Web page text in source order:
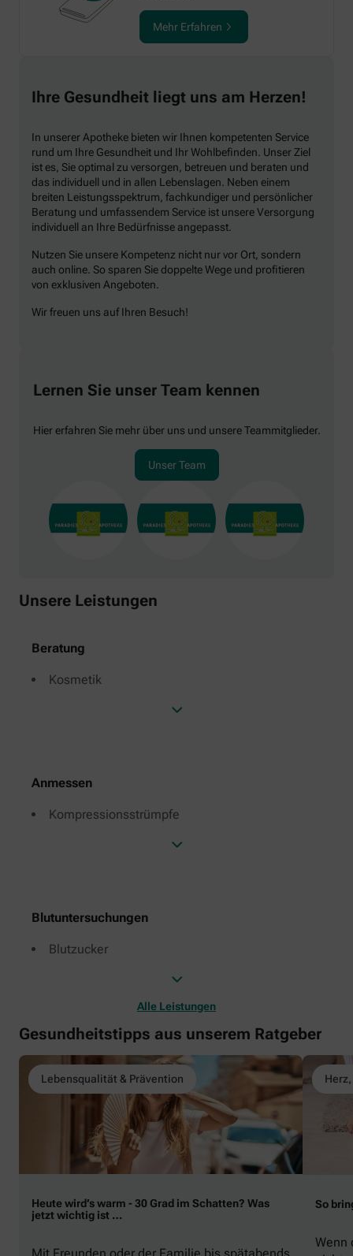
Mehr Erfahren
Ihre Gesundheit liegt uns am Herzen!
In unserer Apotheke bieten wir Ihnen kompetenten Service
rund um Ihre Gesundheit und Ihr Wohlbefinden. Unser Ziel
ist es, Sie optimal zu versorgen, betreuen und beraten und
das individuell und in allen Lebenslagen. Neben einem
breiten Leistungsspektrum, fachkundiger und persönlicher
Beratung und umfassendem Service ist unsere Versorgung
individuell an Ihre Bedürfnisse angepasst.
Nutzen Sie unsere Kompetenz nicht nur vor Ort, sondern
auch online. So sparen Sie doppelte Wege und profitieren
von exklusiven Angeboten.
Wir freuen uns auf Ihren Besuch!
Lernen Sie unser Team kennen
Hier erfahren Sie mehr über uns und unsere Teammitglieder.
Unser Team
Unsere Leistungen
Beratung
Kosmetik
Anmessen
Kompressionsstrümpfe
Blutuntersuchungen
Blutzucker
Alle Leistungen
Gesundheitstipps aus unserem Ratgeber
Lebensqualität & Prävention
Heute wird’s warm - 30 Grad im Schatten? Was
jetzt wichtig ist …
Mit Freunden oder der Familie bis spätabends
So
Wenn